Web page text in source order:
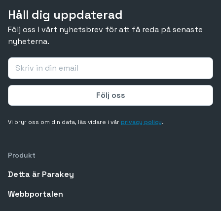
Håll dig uppdaterad
Följ oss i vårt nyhetsbrev för att få reda på senaste
nyheterna.
Vi bryr oss om din data, läs vidare i vårprivacy policy.
Produkt
Detta är Parakey
Webbportalen